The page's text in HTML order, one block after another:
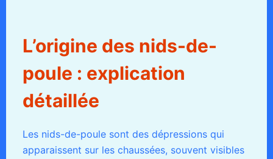
L’origine des nids-de-
poule : explication
détaillée
Les nids-de-poule sont des dépressions qui
apparaissent sur les chaussées, souvent visibles